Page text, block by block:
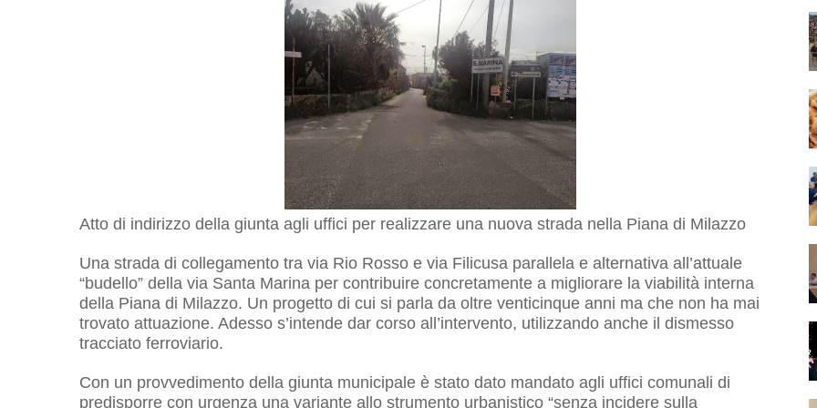
Atto di indirizzo della giunta agli uffici per realizzare una nuova strada nella Piana di Milazzo
Una strada di collegamento tra via Rio Rosso e via Filicusa parallela e alternativa all’attuale
“budello” della via Santa Marina per contribuire concretamente a migliorare la viabilità interna
della Piana di Milazzo. Un progetto di cui si parla da oltre venticinque anni ma che non ha mai
trovato attuazione. Adesso s’intende dar corso all’intervento, utilizzando anche il dismesso
tracciato ferroviario.
Con un provvedimento della giunta municipale è stato dato mandato agli uffici comunali di
predisporre con urgenza una variante allo strumento urbanistico “senza incidere sulla